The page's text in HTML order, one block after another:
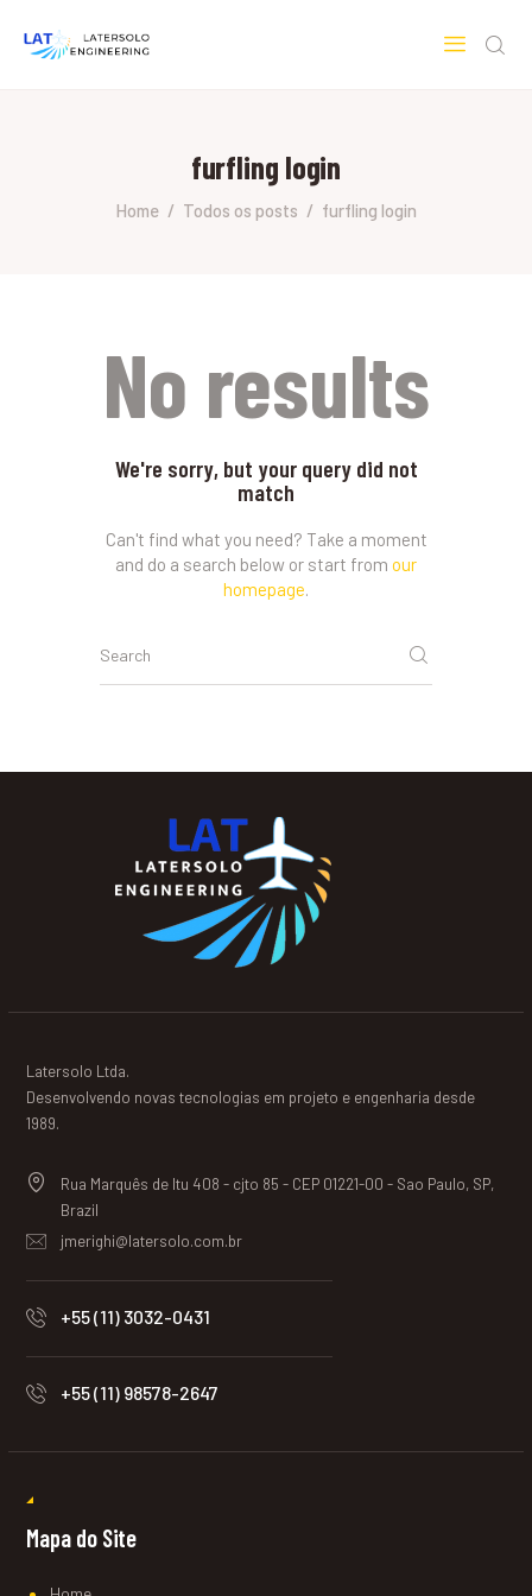
furfling login
Home Todos os posts furfling login
SOBRE A LATERSOLO
No results
We're sorry, but your query did not
match
Can't find what you need? Take a moment
and do a search below or start from our
homepage.
Latersolo Ltda.
Desenvolvendo novas tecnologias em projeto e engenharia desde
1989.
Rua Marquês de Itu 408 - cjto 85 - CEP 01221-00 - Sao Paulo, SP,
Brazil
jmerighi@latersolo.com.br
+55 (11) 3032-0431
+55 (11) 98578-2647
Mapa do Site